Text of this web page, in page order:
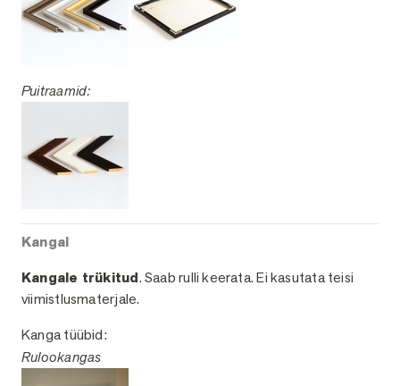
Puitraamid:
Kangal
Kangale trükitud. Saab rulli keerata. Ei kasutata teisi
viimistlusmaterjale.
Kanga tüübid:
Rulookangas